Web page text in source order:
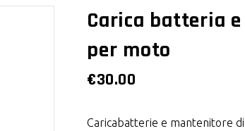
Carica batteria
per moto
€30.00
Caricabatterie e mantenitore di